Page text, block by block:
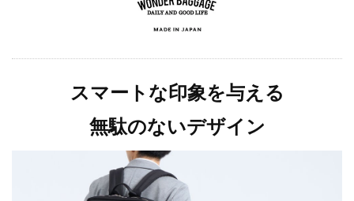
スマートな印象を与える
無駄のないデザイン